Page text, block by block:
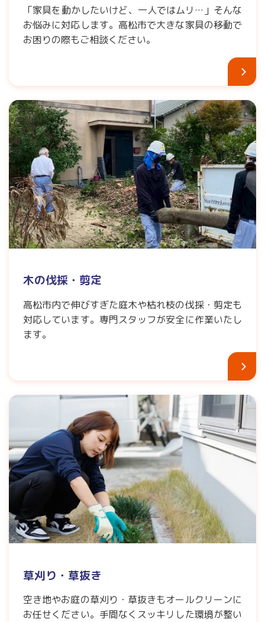
「家具を動かしたいけど、一人ではムリ…」そんな
お悩みに対応します。高松市で大きな家具の移動で
お困りの際もご相談ください。
木の伐採・剪定
高松市内で伸びすぎた庭木や枯れ枝の伐採・剪定も
対応しています。専門スタッフが安全に作業いたし
ます。
草刈り・草抜き
空き地やお庭の草刈り・草抜きもオールクリーンに
お任せください。手間なくスッキリした環境が整い